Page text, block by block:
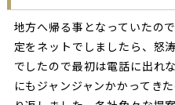
地方へ帰る事となっていたの
定をネットでしましたら、怒
でしたので最初は電話に出れ
にもジャンジャンかかってき